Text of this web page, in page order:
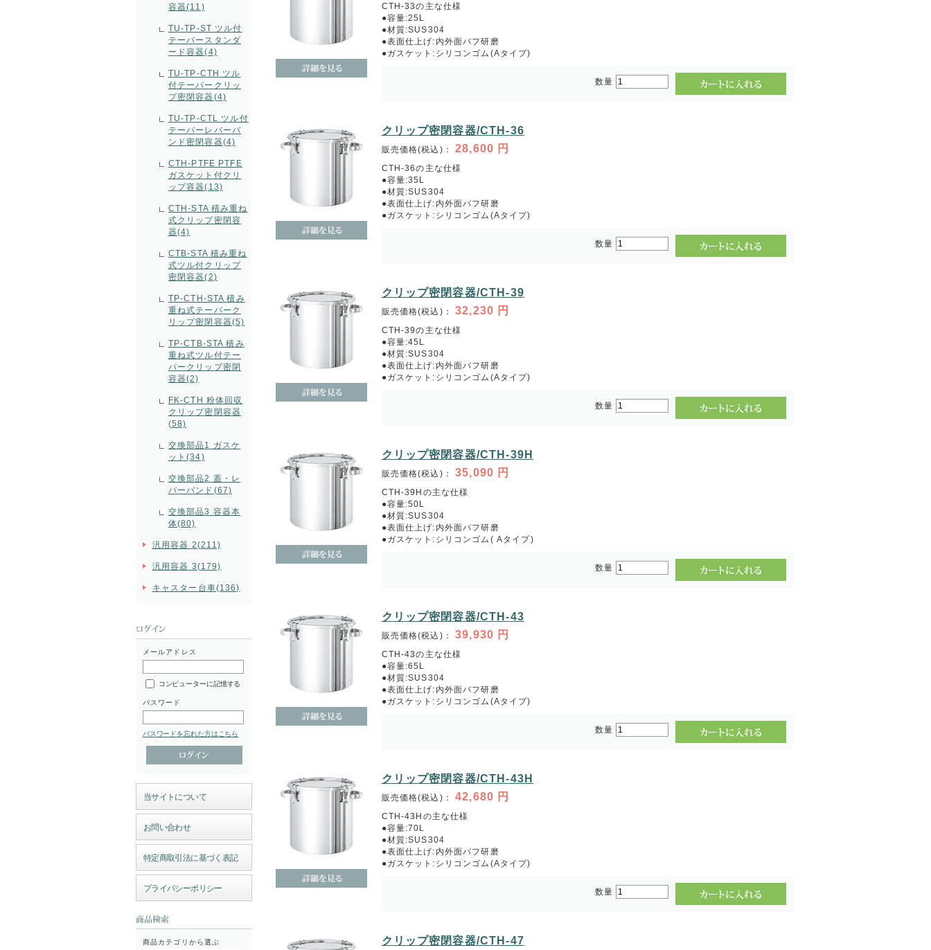
容器(11)
TU-TP-ST ツル付
テーパースタンダ
ード容器(4)
TU-TP-CTH ツル
付テーパークリッ
プ密閉容器(4)
TU-TP-CTL ツル付
テーパーレバーバ
ンド密閉容器(4)
CTH-PTFE PTFE
ガスケット付クリ
ップ容器(13)
CTH-STA 積み重ね
式クリップ密閉容
器(4)
CTB-STA 積み重ね
式ツル付クリップ
密閉容器(2)
TP-CTH-STA 積み
重ね式テーパーク
リップ密閉容器(5)
TP-CTB-STA 積み
重ね式ツル付テー
パークリップ密閉
容器(2)
FK-CTH 粉体回収
クリップ密閉容器
(58)
交換部品1 ガスケ
ット(34)
交換部品2 蓋・レ
バーバンド(67)
交換部品3 容器本
体(80)
汎用容器 2(211)
汎用容器 3(179)
キャスター台車(136)
メールアドレス
コンピューターに記憶する
パスワード
パスワードを忘れた方はこちら
当サイトについて
お問い合わせ
特定商取引法に基づく表記
プライバシーポリシー
商品カテゴリから選ぶ
CTH-33の主な仕様
●容量:25L
●材質:SUS304
●表面仕上げ:内外面バフ研磨
●ガスケット:シリコンゴム(Aタイプ)
数量
クリップ密閉容器/CTH-36
販売価格(税込)：28,600 円
CTH-36の主な仕様
●容量:35L
●材質:SUS304
●表面仕上げ:内外面バフ研磨
●ガスケット:シリコンゴム(Aタイプ)
数量
クリップ密閉容器/CTH-39
販売価格(税込)：32,230 円
CTH-39の主な仕様
●容量:45L
●材質:SUS304
●表面仕上げ:内外面バフ研磨
●ガスケット:シリコンゴム(Aタイプ)
数量
クリップ密閉容器/CTH-39H
販売価格(税込)：35,090 円
CTH-39Hの主な仕様
●容量:50L
●材質:SUS304
●表面仕上げ:内外面バフ研磨
●ガスケット:シリコンゴム( Aタイプ)
数量
クリップ密閉容器/CTH-43
販売価格(税込)：39,930 円
CTH-43の主な仕様
●容量:65L
●材質:SUS304
●表面仕上げ:内外面バフ研磨
●ガスケット:シリコンゴム(Aタイプ)
数量
クリップ密閉容器/CTH-43H
販売価格(税込)：42,680 円
CTH-43Hの主な仕様
●容量:70L
●材質:SUS304
●表面仕上げ:内外面バフ研磨
●ガスケット:シリコンゴム(Aタイプ)
数量
クリップ密閉容器/CTH-47